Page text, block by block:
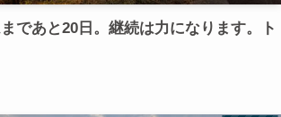
であと20日。継続は力になります。ト